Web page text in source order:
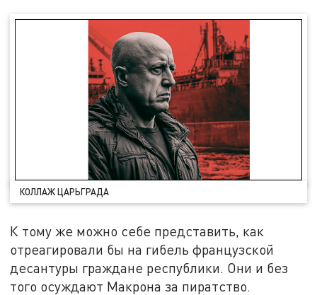
КОЛЛАЖ ЦАРЬГРАДА
К тому же можно себе представить, как
отреагировали бы на гибель французской
десантуры граждане республики. Они и без
того осуждают Макрона за пиратство.